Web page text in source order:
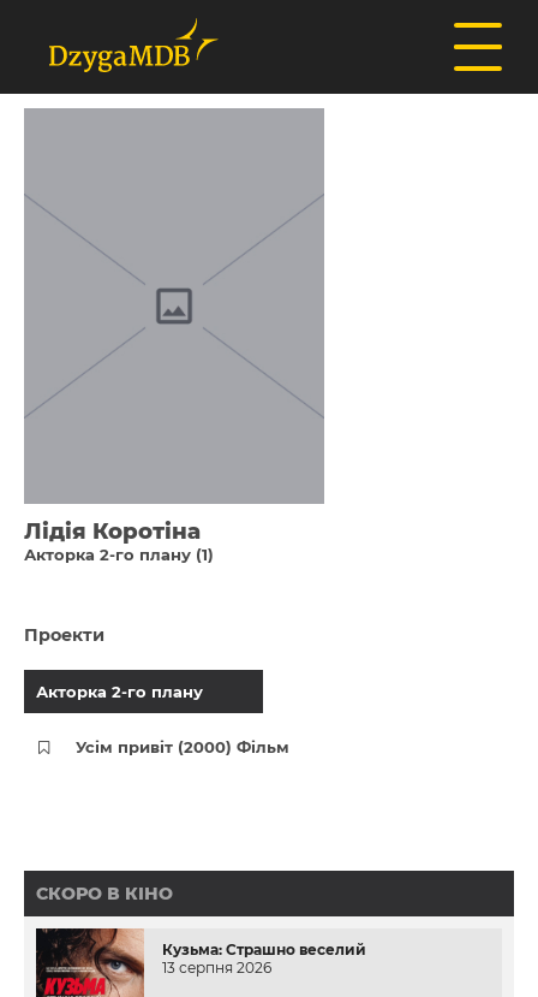
Лідія Коротіна
Акторка 2-го плану (1)
Проекти
Акторка 2-го плану
Усім привіт (2000) Фільм
СКОРО В КІНО
Кузьма: Страшно веселий
13 серпня 2026